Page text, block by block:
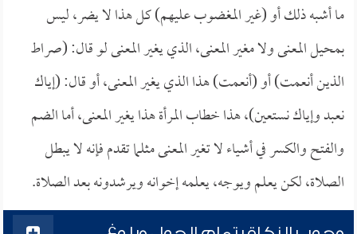
ما أشبه ذلك أو (غير المغضوب عليهم) كل هذا لا يضر، ليس
بمحيل المعنى ولا مغير المعنى، الذي يغير المعنى لو قال: (صراط
الذين أنعمت) أو (أنعمت) هذا الذي يغير المعنى، أو قال: (إياك
نعبد وإياك نستعين)، هذا خطاب المرأة هذا يغير المعنى، أما الضم
والفتح والكسر في أشياء لا تغير المعنى مثلما تقدم فإنه لا يبطل
الصلاة، لكن يعلم ويوجه، يعلمه إخوانه ويرشدونه بعد الصلاة.